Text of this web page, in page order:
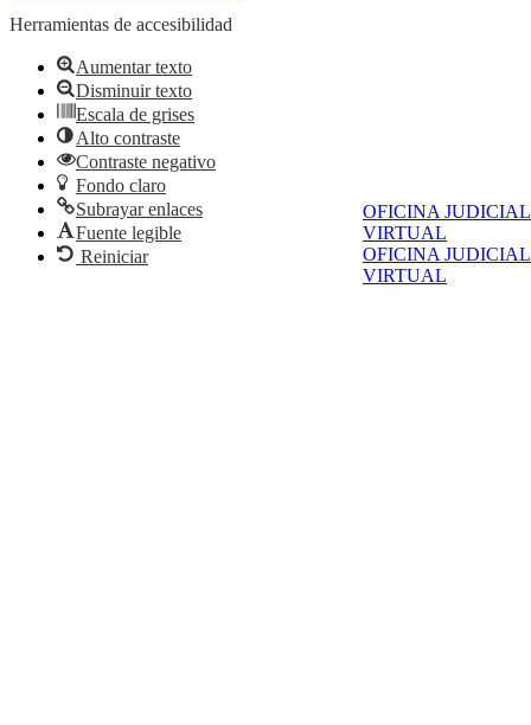
OFICINA JUDICIAL
VIRTUAL
OFICINA JUDICIAL
VIRTUAL
Herramientas de accesibilidad
Aumentar texto
Disminuir texto
Escala de grises
Alto contraste
Contraste negativo
Fondo claro
Subrayar enlaces
Fuente legible
Reiniciar